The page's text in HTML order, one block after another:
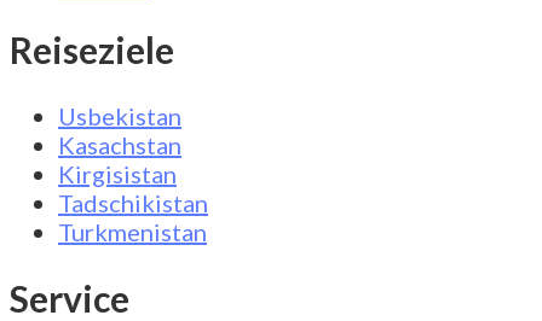
Reiseziele
Usbekistan
Kasachstan
Kirgisistan
Tadschikistan
Turkmenistan
Service